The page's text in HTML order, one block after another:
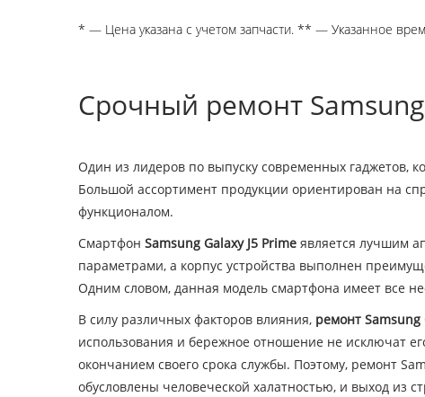
* — Цена указана с учетом запчасти. ** — Указанное
Срочный ремонт
Один из лидеров по выпуску современных гаджетов,
Большой ассортимент продукции ориентирован на
функционалом.
Смартфон Samsung Galaxy J5 Prime является лучшим
параметрами, а корпус устройства выполнен
Одним словом, данная модель смартфона имеет все
В силу различных факторов влияния, ремонт Samsung
использования и бережное отношение не исключат
окончанием своего срока службы. Поэтому, ремонт
обусловлены человеческой халатностью, и выход из